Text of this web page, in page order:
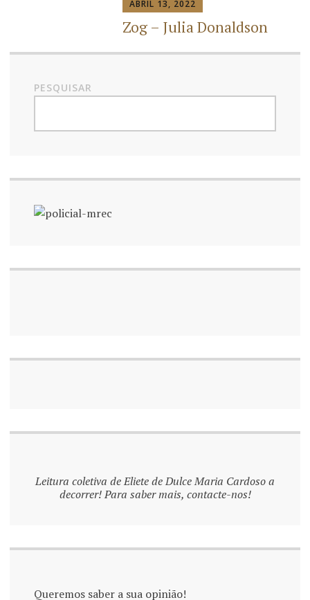
ABRIL 13, 2022
Zog – Julia Donaldson
PESQUISAR
Leitura coletiva de Eliete de Dulce Maria Cardoso a
decorrer! Para saber mais, contacte-nos!
Queremos saber a sua opinião!